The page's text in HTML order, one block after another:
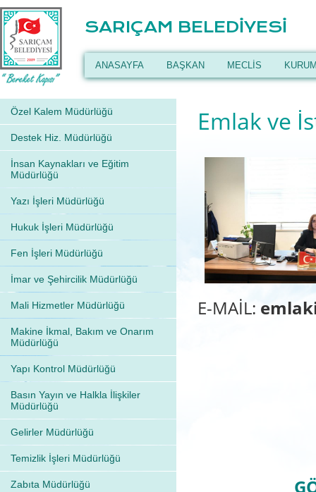
SARIÇAM BELEDİYESİ
ANASAYFA BAŞKAN MECLİS
Özel Kalem Müdürlüğü
Destek Hiz. Müdürlüğü
İnsan Kaynakları ve Eğitim
Müdürlüğü
Yazı İşleri Müdürlüğü
Hukuk İşleri Müdürlüğü
Fen İşleri Müdürlüğü
İmar ve Şehircilik Müdürlüğü
Mali Hizmetler Müdürlüğü
Makine İkmal, Bakım ve Onarım
Müdürlüğü
Yapı Kontrol Müdürlüğü
Basın Yayın ve Halkla İlişkiler
Müdürlüğü
Gelirler Müdürlüğü
Temizlik İşleri Müdürlüğü
Zabıta Müdürlüğü
Emlak ve
E-MAİL: